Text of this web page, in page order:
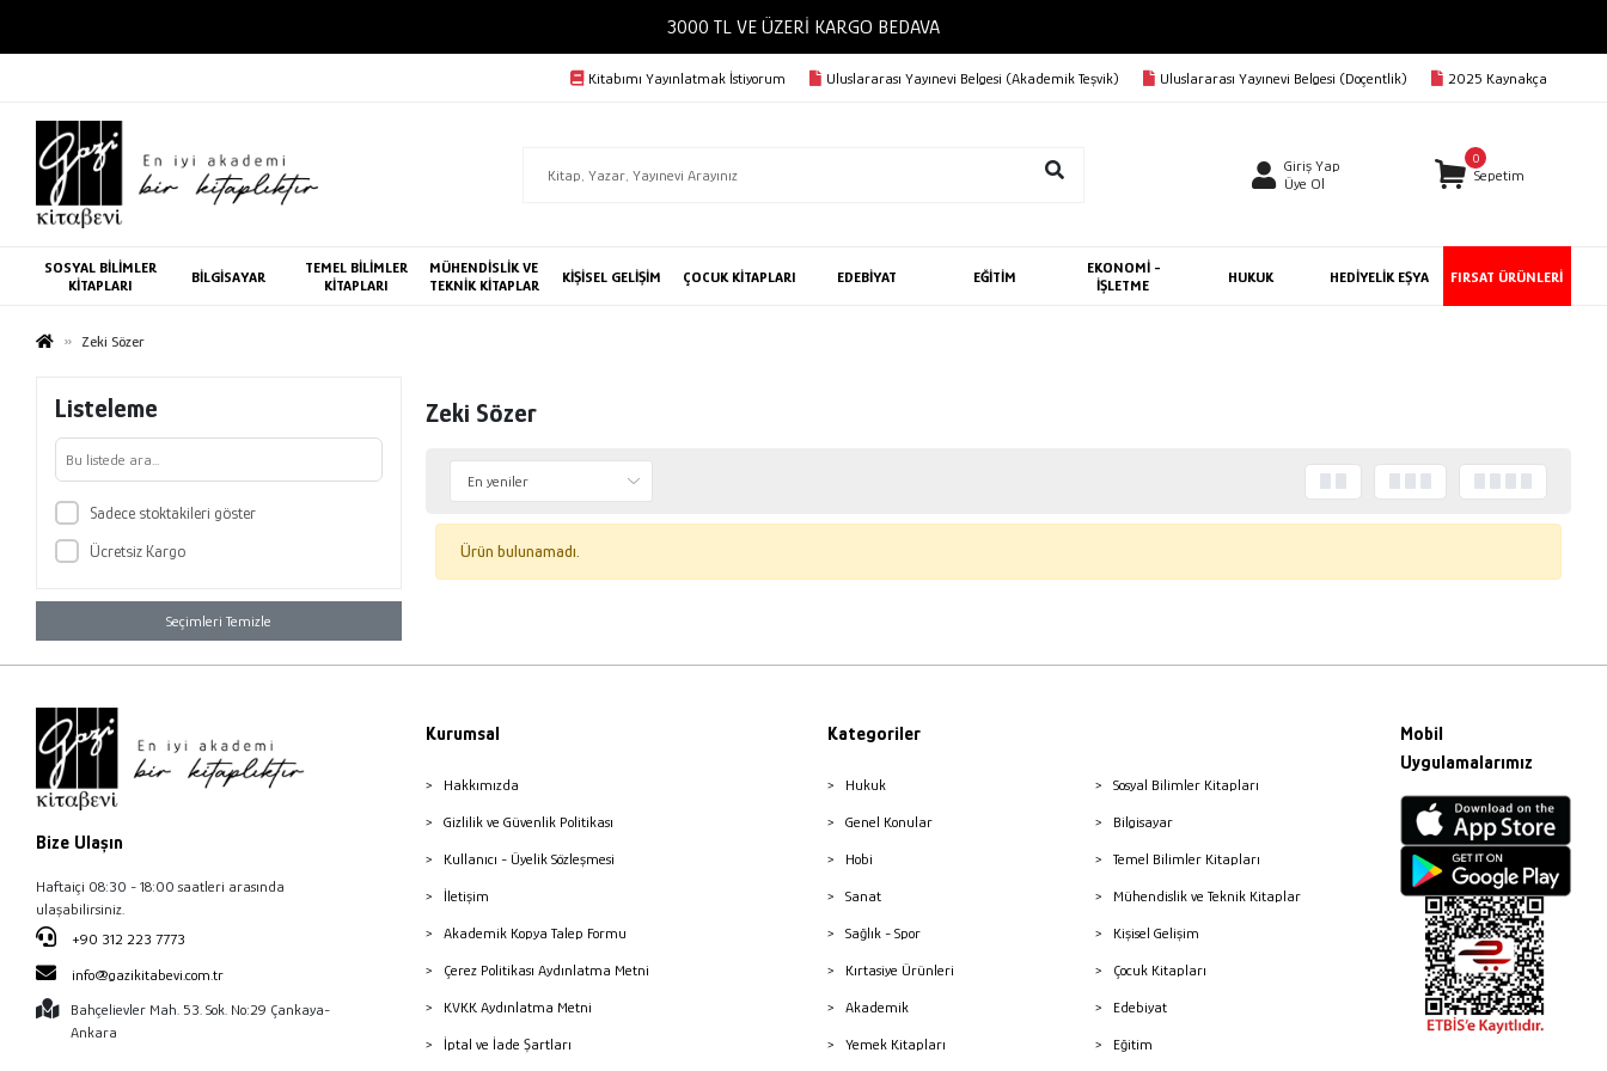
3000 TL VE ÜZERİ KARGO BEDAVA
Kitabımı Yayınlatmak İstiyorum Uluslararası Yayınevi Belgesi (Akademik Teşvik) Uluslararası Yayınevi Belgesi (Doçentlik) 2025 Kaynakça
Giriş Yap
Üye Ol
0
Sepetim
SOSYAL BİLİMLER
KİTAPLARI
BİLGİSAYAR
TEMEL BİLİMLER
KİTAPLARI
MÜHENDİSLİK VE
TEKNİK KİTAPLAR
KİŞİSEL GELİŞİM ÇOCUK KİTAPLARI EDEBİYAT EĞİTİM
EKONOMİ -
İŞLETME
HUKUK HEDİYELİK EŞYA FIRSAT ÜRÜNLERİ
Zeki Sözer
Listeleme
Sadece stoktakileri göster
Ücretsiz Kargo
Seçimleri Temizle
Zeki Sözer
Ürün bulunamadı.
Bize Ulaşın
Haftaiçi 08:30 - 18:00 saatleri arasında
ulaşabilirsiniz.
+90 312 223 7773
info@gazikitabevi.com.tr
Bahçelievler Mah. 53. Sok. No:29 Çankaya-
Ankara
Kurumsal
Hakkımızda
Gizlilik ve Güvenlik Politikası
Kullanıcı - Üyelik Sözleşmesi
İletişim
Akademik Kopya Talep Formu
Çerez Politikası Aydınlatma Metni
KVKK Aydınlatma Metni
İptal ve İade Şartları
Kategoriler
Hukuk
Genel Konular
Hobi
Sanat
Sağlık - Spor
Kırtasiye Ürünleri
Akademik
Yemek Kitapları
Sosyal Bilimler Kitapları
Bilgisayar
Temel Bilimler Kitapları
Mühendislik ve Teknik Kitaplar
Kişisel Gelişim
Çocuk Kitapları
Edebiyat
Eğitim
Mobil
Uygulamalarımız